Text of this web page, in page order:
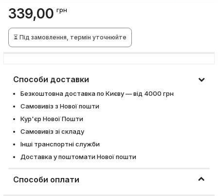
339,00 грн
⏳ Під замовлення, термін уточнюйте
Способи доставки
Безкоштовна доставка по Києву — від 4000 грн
Самовивіз з Нової пошти
Кур'єр Нової Пошти
Самовивіз зі складу
Інші транспортні служби
Доставка у поштомати Нової пошти
Способи оплати